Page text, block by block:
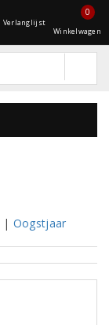
Verlanglijst
0
Winkelwagen
| Oogstjaar